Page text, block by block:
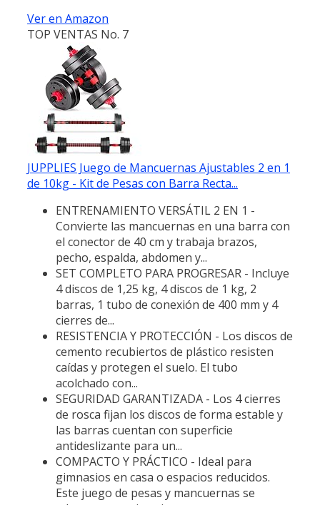
Ver en Amazon
TOP VENTAS No. 7
JUPPLIES Juego de Mancuernas Ajustables 2 en 1
de 10kg - Kit de Pesas con Barra Recta...
ENTRENAMIENTO VERSÁTIL 2 EN 1 -
Convierte las mancuernas en una barra con
el conector de 40 cm y trabaja brazos,
pecho, espalda, abdomen y...
SET COMPLETO PARA PROGRESAR - Incluye
4 discos de 1,25 kg, 4 discos de 1 kg, 2
barras, 1 tubo de conexión de 400 mm y 4
cierres de...
RESISTENCIA Y PROTECCIÓN - Los discos de
cemento recubiertos de plástico resisten
caídas y protegen el suelo. El tubo
acolchado con...
SEGURIDAD GARANTIZADA - Los 4 cierres
de rosca fijan los discos de forma estable y
las barras cuentan con superficie
antideslizante para un...
COMPACTO Y PRÁCTICO - Ideal para
gimnasios en casa o espacios reducidos.
Este juego de pesas y mancuernas se